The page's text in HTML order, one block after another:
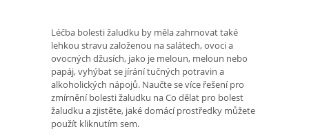
Léčba bolesti žaludku by měla zahrnovat také
lehkou stravu založenou na salátech, ovoci a
ovocných džusích, jako je meloun, meloun nebo
papáj, vyhýbat se jírání tučných potravin a
alkoholických nápojů. Naučte se více řešení pro
zmírnění bolesti žaludku na Co dělat pro bolest
žaludku a zjistěte, jaké domácí prostředky můžete
použít kliknutím sem.